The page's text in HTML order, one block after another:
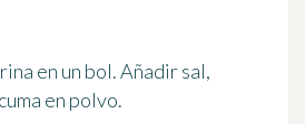
en un bol. Añadir sal,
en polvo.